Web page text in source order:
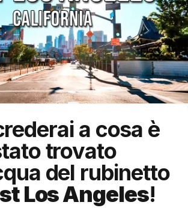
a cosa è
trovato
del rubinetto
Los Angeles!